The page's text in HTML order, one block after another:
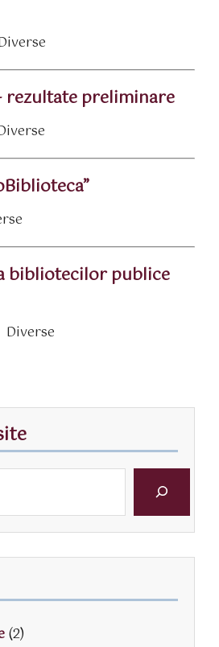
rezultate preliminare
bibliotecilor publice
Diverse
(2)